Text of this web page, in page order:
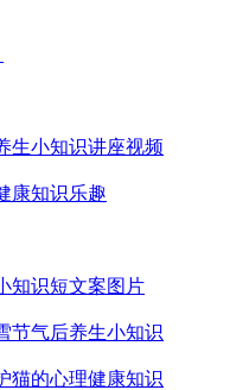
生小知识讲座视频
康知识乐趣
知识短文案图片
节气后养生小知识
猫的心理健康知识